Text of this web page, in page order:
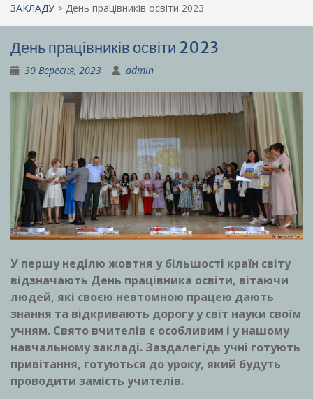
ЗАКЛАДУ > День працівників освіти 2023
День працівників освіти 2023
30 Вересня, 2023 admin
У першу неділю жовтня у більшості країн світу
відзначають День працівника освіти, вітаючи
людей, які своєю невтомною працею дають
знання та відкривають дорогу у світ науки своїм
учням. Свято вчителів є особливим і у нашому
навчальному закладі. Заздалегідь учні готують
привітання, готуються до уроку, який будуть
проводити замість учителів.